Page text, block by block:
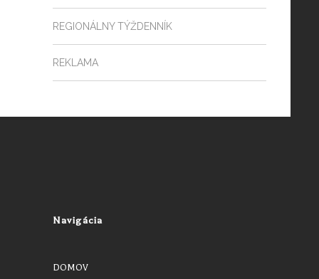
REGIONÁLNY TÝŽDENNÍK
REKLAMA
Navigácia
DOMOV